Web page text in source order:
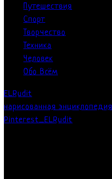
Путешествия
Спорт
Творчество
Техника
Человек
Обо Всём
ELRudit
нарисованная энциклопедия
Pinterest_ELRudit